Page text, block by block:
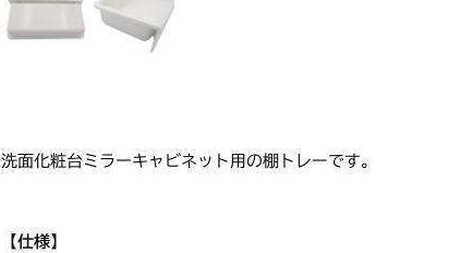
洗面化粧台ミラーキャビネット用の棚トレーです。
【仕様】